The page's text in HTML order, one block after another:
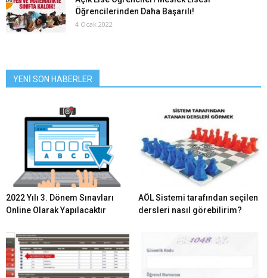
Öğrencilerinden Daha Başarılı!
4 Ocak 2022
YENİ SON HABERLER
2022 Yılı 3. Dönem Sınavları
Online Olarak Yapılacaktır
AÖL Sistemi tarafından seçilen
dersleri nasıl görebilirim?